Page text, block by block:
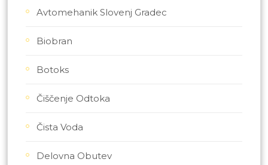
Avtomehanik Slovenj Gradec
Biobran
Botoks
Čiščenje Odtoka
Čista Voda
Delovna Obutev